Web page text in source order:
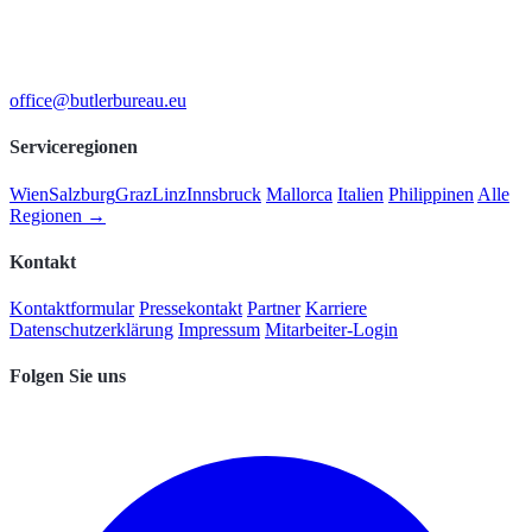
office@butlerbureau.eu
Serviceregionen
WienSalzburgGrazLinzInnsbruck Mallorca Italien Philippinen Alle
Regionen →
Kontakt
Kontaktformular Pressekontakt Partner Karriere
Datenschutzerklärung Impressum Mitarbeiter-Login
Folgen Sie uns